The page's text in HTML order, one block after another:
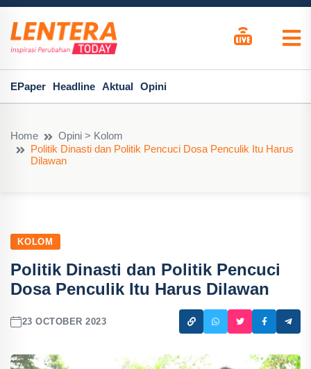
EPaper Headline Aktual Opini
Home
Opini > Kolom
Politik Dinasti dan Politik Pencuci Dosa Penculik Itu Harus
Dilawan
KOLOM
Politik Dinasti dan Politik Pencuci
Dosa Penculik Itu Harus Dilawan
23 OCTOBER 2023